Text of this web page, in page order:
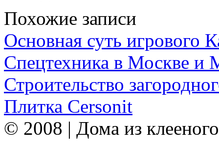
Похожие записи
Основная суть игрового
Спецтехника в Москве и
Строительство
Плитка Cersonit
© 2008 | Дома из